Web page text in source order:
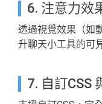
6. 注意力效
透過視覺效果（如
升聊天小工具的可
7. 自訂CSS